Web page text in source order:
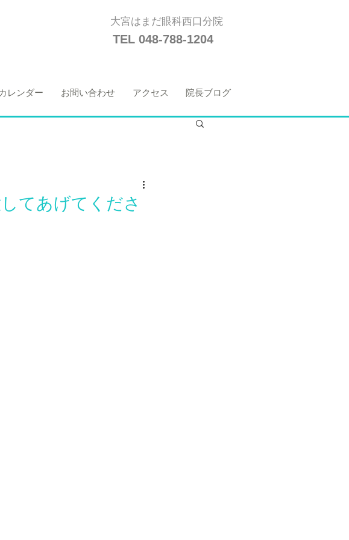
大宮はまだ眼科西口分院
TEL 048-788-1204
レンダー お問い合わせ アクセス 院長ブログ
てあげてくださ